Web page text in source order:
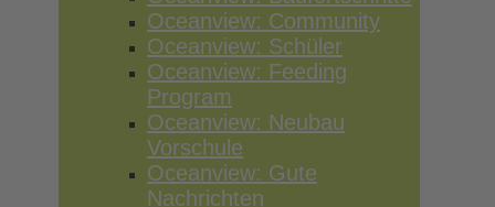
Oceanview: Community
Oceanview: Schüler
Oceanview: Feeding
Program
Oceanview: Neubau
Vorschule
Oceanview: Gute
Nachrichten